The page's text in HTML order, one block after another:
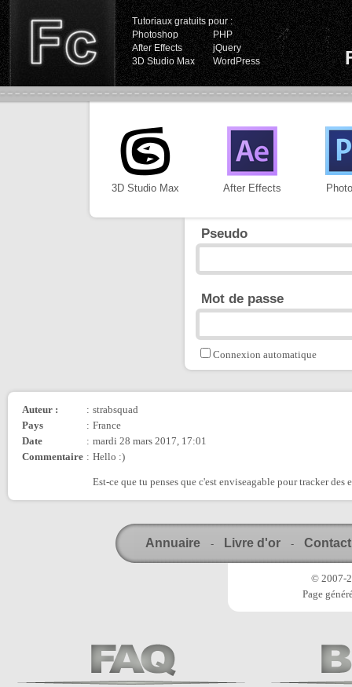
Tutoriaux gratuits pour :
Photoshop
PHP
After Effects
jQuery
3D Studio Max
WordPress
3D Studio Max After Effects
Pseudo
Mot de passe
Connexion automatique
Auteur : : strabsquad
Pays
: France
Date
: mardi 28 mars 2017, 17:01
Commentaire : Hello :)
Est-ce que tu penses que c'est enviseagable pour tracker des
Annuaire - Livre d'or - Contact
© 2007-
Page